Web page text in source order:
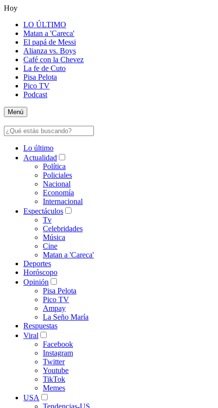
Hoy
LO ÚLTIMO
Matan a 'Careca'
El papá de Messi
Alianza vs. Boys
Café con la Chevez
La fe de Cuto
Pisa Pelota
Pico TV
Podcast
Menú
Lo último
Actualidad
Política
Policiales
Nacional
Economía
Internacional
Espectáculos
Tv
Celebridades
Música
Cine
Matan a 'Careca'
Deportes
Horóscopo
Opinión
Pisa Pelota
Pico TV
Ampay
La Seño María
Respuestas
Viral
Facebook
Instagram
Twitter
Youtube
TikTok
Memes
USA
Tendencias-US